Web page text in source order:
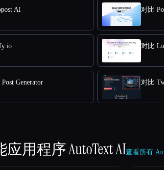
AI 对比
对比
Generator 对比
应用程序AutoText AI查看所有